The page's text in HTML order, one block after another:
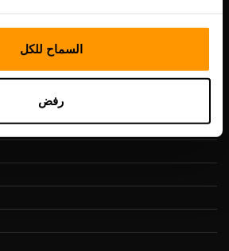
السماح للكل
رفض
التنقل السريع